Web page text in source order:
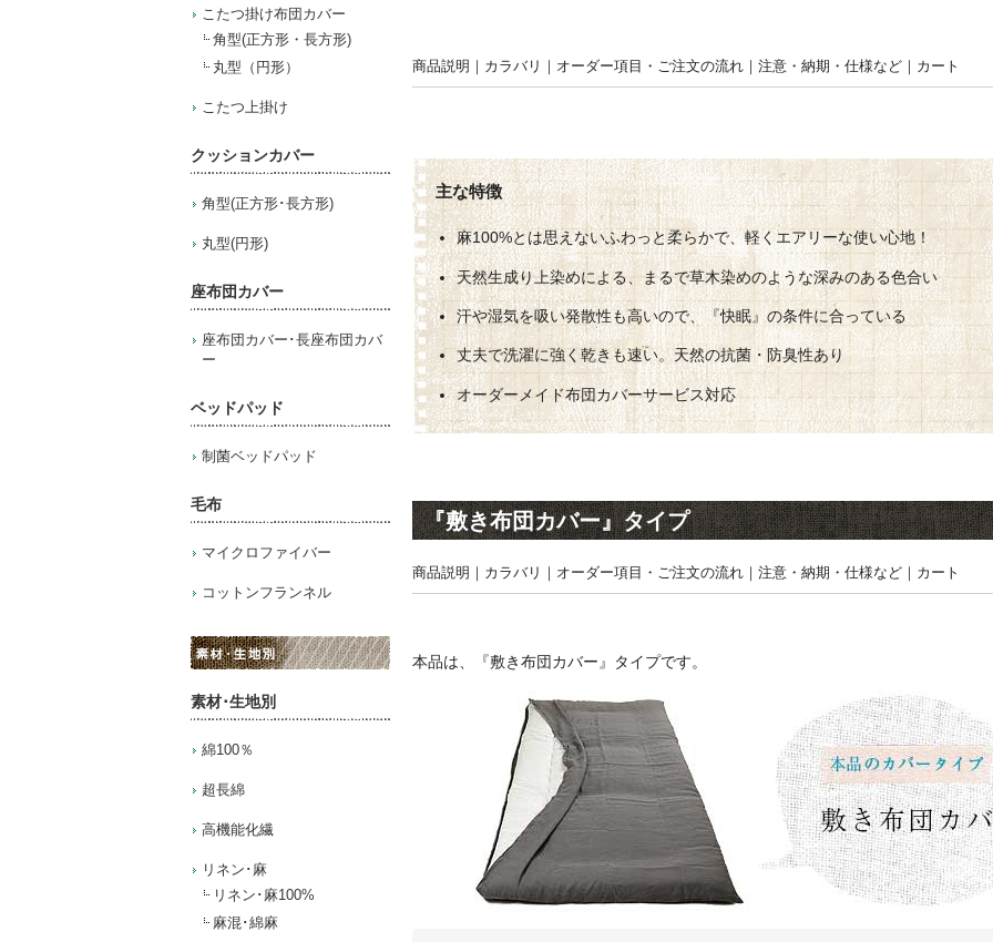
こたつ掛け布団カバー
角型(正方形・長方形)
丸型（円形）
こたつ上掛け
クッションカバー
角型(正方形･長方形)
丸型(円形)
座布団カバー
座布団カバー･長座布団カバ
ー
ベッドパッド
制菌ベッドパッド
毛布
マイクロファイバー
コットンフランネル
素材･生地別
綿100％
超長綿
高機能化繊
リネン･麻
リネン･麻100%
麻混･綿麻
商品説明 ｜ カラバリ ｜ オーダー項目・ご注文の流れ ｜ 注意・納期・仕様など ｜ カート
麻100%とは思えないふわっと柔らかで、軽くエアリーな使い心地！
天然生成り上染めによる、まるで草木染めのような深みのある色合い
汗や湿気を吸い発散性も高いので、『快眠』の条件に合っている
丈夫で洗濯に強く乾きも速い。天然の抗菌・防臭性あり
オーダーメイド布団カバーサービス対応
『敷き布団カバー』タイプ
商品説明 ｜ カラバリ ｜ オーダー項目・ご注文の流れ ｜ 注意・納期・仕様など ｜ カート
本品は、『敷き布団カバー』タイプです。